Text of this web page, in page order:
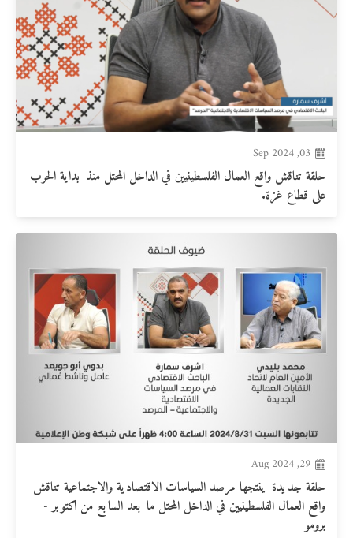
03, Sep 2024
حلقة تناقش واقع العمال الفلسطينيين في الداخل المحتل منذ بداية الحرب
على قطاع غزة.
29, Aug 2024
حلقة جديدة ينتجها مرصد السياسات الاقتصادية والاجتماعية تناقش
واقع العمال الفلسطينيين في الداخل المحتل ما بعد السابع من اكتوبر -
برومو